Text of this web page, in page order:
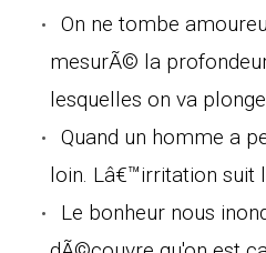
On ne tombe
mesurÃ© la
lesquelles on va
Quand un homme a
loin. Lâ€™irritation suit
Le bonheur nous